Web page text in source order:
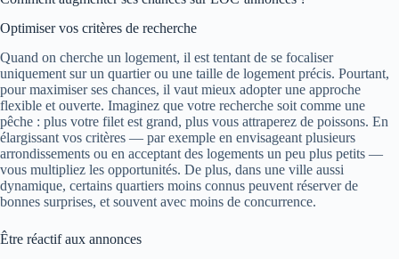
Optimiser vos critères de recherche
Quand on cherche un logement, il est tentant de se focaliser
uniquement sur un quartier ou une taille de logement précis. Pourtant,
pour maximiser ses chances, il vaut mieux adopter une approche
flexible et ouverte. Imaginez que votre recherche soit comme une
pêche : plus votre filet est grand, plus vous attraperez de poissons. En
élargissant vos critères — par exemple en envisageant plusieurs
arrondissements ou en acceptant des logements un peu plus petits —
vous multipliez les opportunités. De plus, dans une ville aussi
dynamique, certains quartiers moins connus peuvent réserver de
bonnes surprises, et souvent avec moins de concurrence.
Être réactif aux annonces